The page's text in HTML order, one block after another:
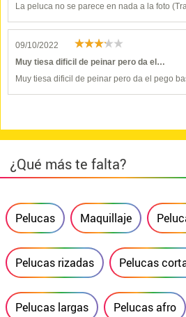
La peluca no se parece en nada a la foto
09/10/2022
Muy tiesa dificil de peinar pero da el…
Muy tiesa dificil de peinar pero da el pego
¿Qué más te falta?
Pelucas Maquillaje
Pelucas rizadas Pelucas
Pelucas largas Pelucas afro